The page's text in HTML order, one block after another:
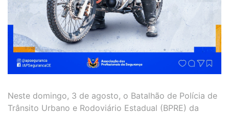
Neste domingo, 3 de agosto, o Batalhão de Polícia de
Trânsito Urbano e Rodoviário Estadual (BPRE) da